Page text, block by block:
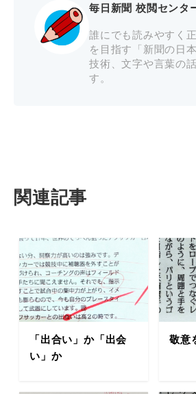
毎日新聞 校閲センタ
誰にでも読みやすく
を目指す「新聞の日
技術、文字や言葉の
す。
関連記事
「出合い」か「出会
い」か
敬意